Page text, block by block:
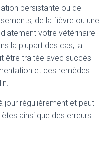
persistante ou de
de la fièvre ou une
votre vétérinaire
la plupart des cas, la
être traitée avec succès
et des remèdes
jour régulièrement et peut
ainsi que des erreurs.